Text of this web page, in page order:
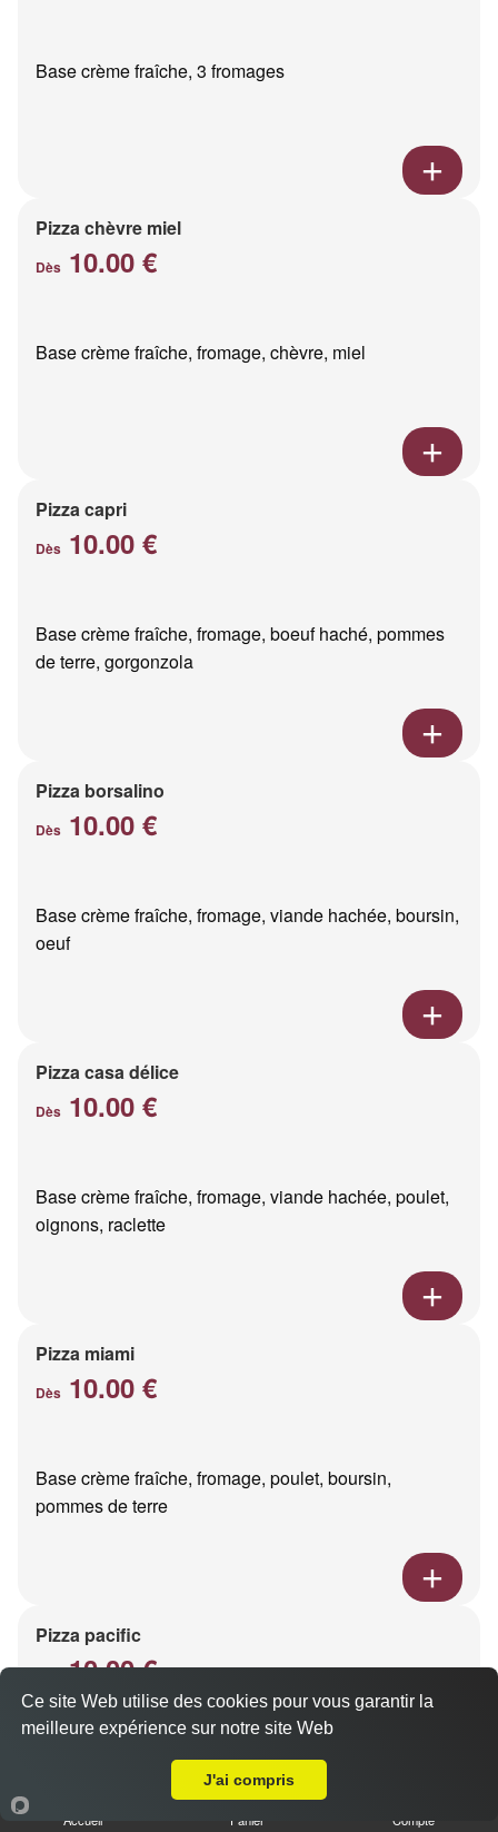
Base crème fraîche, 3 fromages
Pizza chèvre miel
Dès 10.00 €
Base crème fraîche, fromage, chèvre, miel
Pizza capri
Dès 10.00 €
Base crème fraîche, fromage, boeuf haché, pommes
de terre, gorgonzola
Pizza borsalino
Dès 10.00 €
Base crème fraîche, fromage, viande hachée, boursin,
oeuf
Pizza casa délice
Dès 10.00 €
Base crème fraîche, fromage, viande hachée, poulet,
oignons, raclette
Pizza miami
Dès 10.00 €
Base crème fraîche, fromage, poulet, boursin,
pommes de terre
Pizza pacific
Dès10.00 €
Base crème fraîche, fromage, saumon fumé
Accueil Panier Compte
Ce site Web utilise des cookies pour vous garantir la
meilleure expérience sur notre site Web
J'ai compris